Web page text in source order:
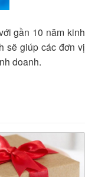
gần 10 năm kinh
sẽ giúp các đơn vị
doanh.